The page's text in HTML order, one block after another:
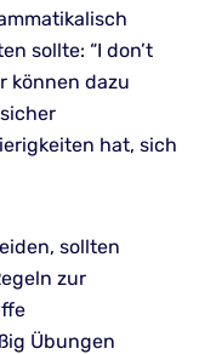
sollte: “I don’t
können dazu
hat, sich
sollten
zur
Übungen